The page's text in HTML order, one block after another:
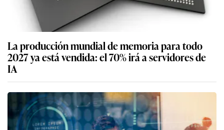
La producción mundial de memoria para todo
2027 ya está vendida: el 70% irá a servidores de
IA